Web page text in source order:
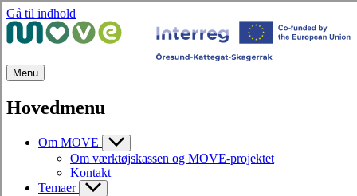
Gå til indhold
Menu
Hovedmenu
Om MOVE
Om værktøjskassen og MOVE-projektet
Kontakt
Temaer